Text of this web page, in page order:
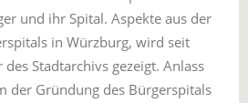
und ihr Spital. Aspekte aus der
in Würzburg, wird seit
Stadtarchivs gezeigt. Anlass
der Gründung des Bürgerspitals